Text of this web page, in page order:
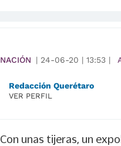
NACIÓN | 24-06-20 | 13:53 |
Redacción Querétaro
VER PERFIL
Con unas tijeras, un